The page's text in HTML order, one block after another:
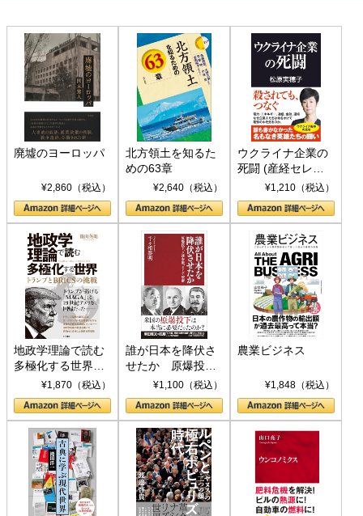
廃墟のヨーロッパ
¥2,860（税込）
北方領土を知るた
めの63章
¥2,640（税込）
ウクライナ企業の
死闘 (産経セレク
ト S 039)¥1,210（税込）
地政学理論で読む
多極化する世界：
トランプとBRICS
の挑戦
¥1,870（税込）
誰が日本を降伏さ
せたか 原爆投
下、ソ連参戦、そ
して聖断 (PHP新
書)
¥1,100（税込）
農業ビジネス
¥1,848（税込）